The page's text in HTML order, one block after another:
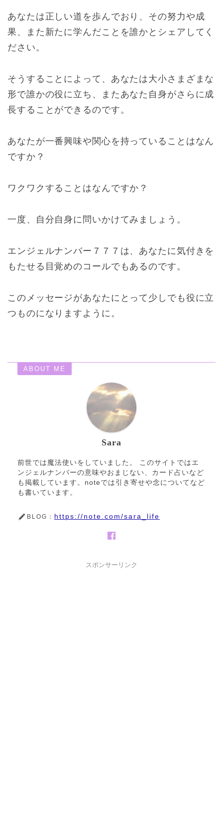
あなたは正しい道を歩んでおり、その努力や成
果、また新たに学んだことを誰かとシェアしてく
ださい。
そうすることによって、あなたは大小さまざまな
形で誰かの役に立ち、またあなた自身がさらに成
長することができるのです。
あなたが一番興味や関心を持っていることはなん
ですか？
ワクワクすることはなんですか？
一度、自分自身に問いかけてみましょう。
エンジェルナンバー７７７は、あなたに気付きを
もたせる目覚めのコールでもあるのです。
このメッセージがあなたにとって少しでも役に立
つものになりますように。
ABOUT ME
Sara
前世では魔法使いをしていました。 このサイトではエ
ンジェルナンバーの意味やおまじない、カード占いなど
も掲載しています。noteでは引き寄せや念についてなど
も書いています。
BLOG： https://note.com/sara_life
スポンサーリンク